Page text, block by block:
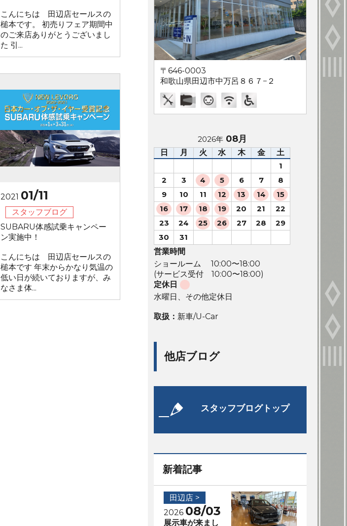
こんにちは 田辺店セールスの
槌本です。 初売りフェア期間中
のご来店ありがとうございまし
た 引...
2021 01/11
スタッフブログ
SUBARU体感試乗キャンペー
ン実施中！
こんにちは 田辺店セールスの
槌本です 年末からかなり気温の
低い日が続いておりますが、み
なさま体...
〒646-0003
和歌山県田辺市中万呂８６７−２
2026年 08月
日 月 火 水 木 金 土
1
2
3 4 5 6 7
8
9
10 11 12 13 14
15
16
17 18 19 20 21
22
23
24 25 26 27 28
29
30
31
営業時間
ショールーム 10:00〜18:00
(サービス受付 10:00〜18:00)
定休日
水曜日、その他定休日
取扱： 新車/U-Car
他店ブログ
スタッフブログトップ
新着記事
田辺店 >
2026 08/03
展示車が来まし